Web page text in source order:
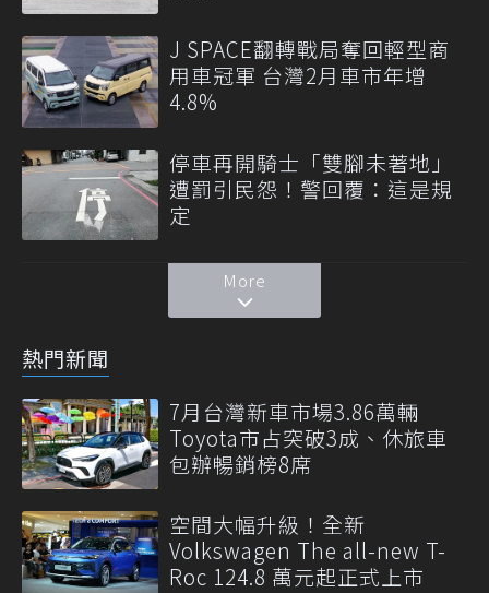
J SPACE翻轉戰局奪回輕型商
用車冠軍 台灣2月車市年增
4.8%
停車再開騎士「雙腳未著地」
遭罰引民怨！警回覆：這是規
定
More
熱門新聞
7月台灣新車市場3.86萬輛
Toyota市占突破3成、休旅車
包辦暢銷榜8席
空間大幅升級！全新
Volkswagen The all-new T-
Roc 124.8 萬元起正式上市